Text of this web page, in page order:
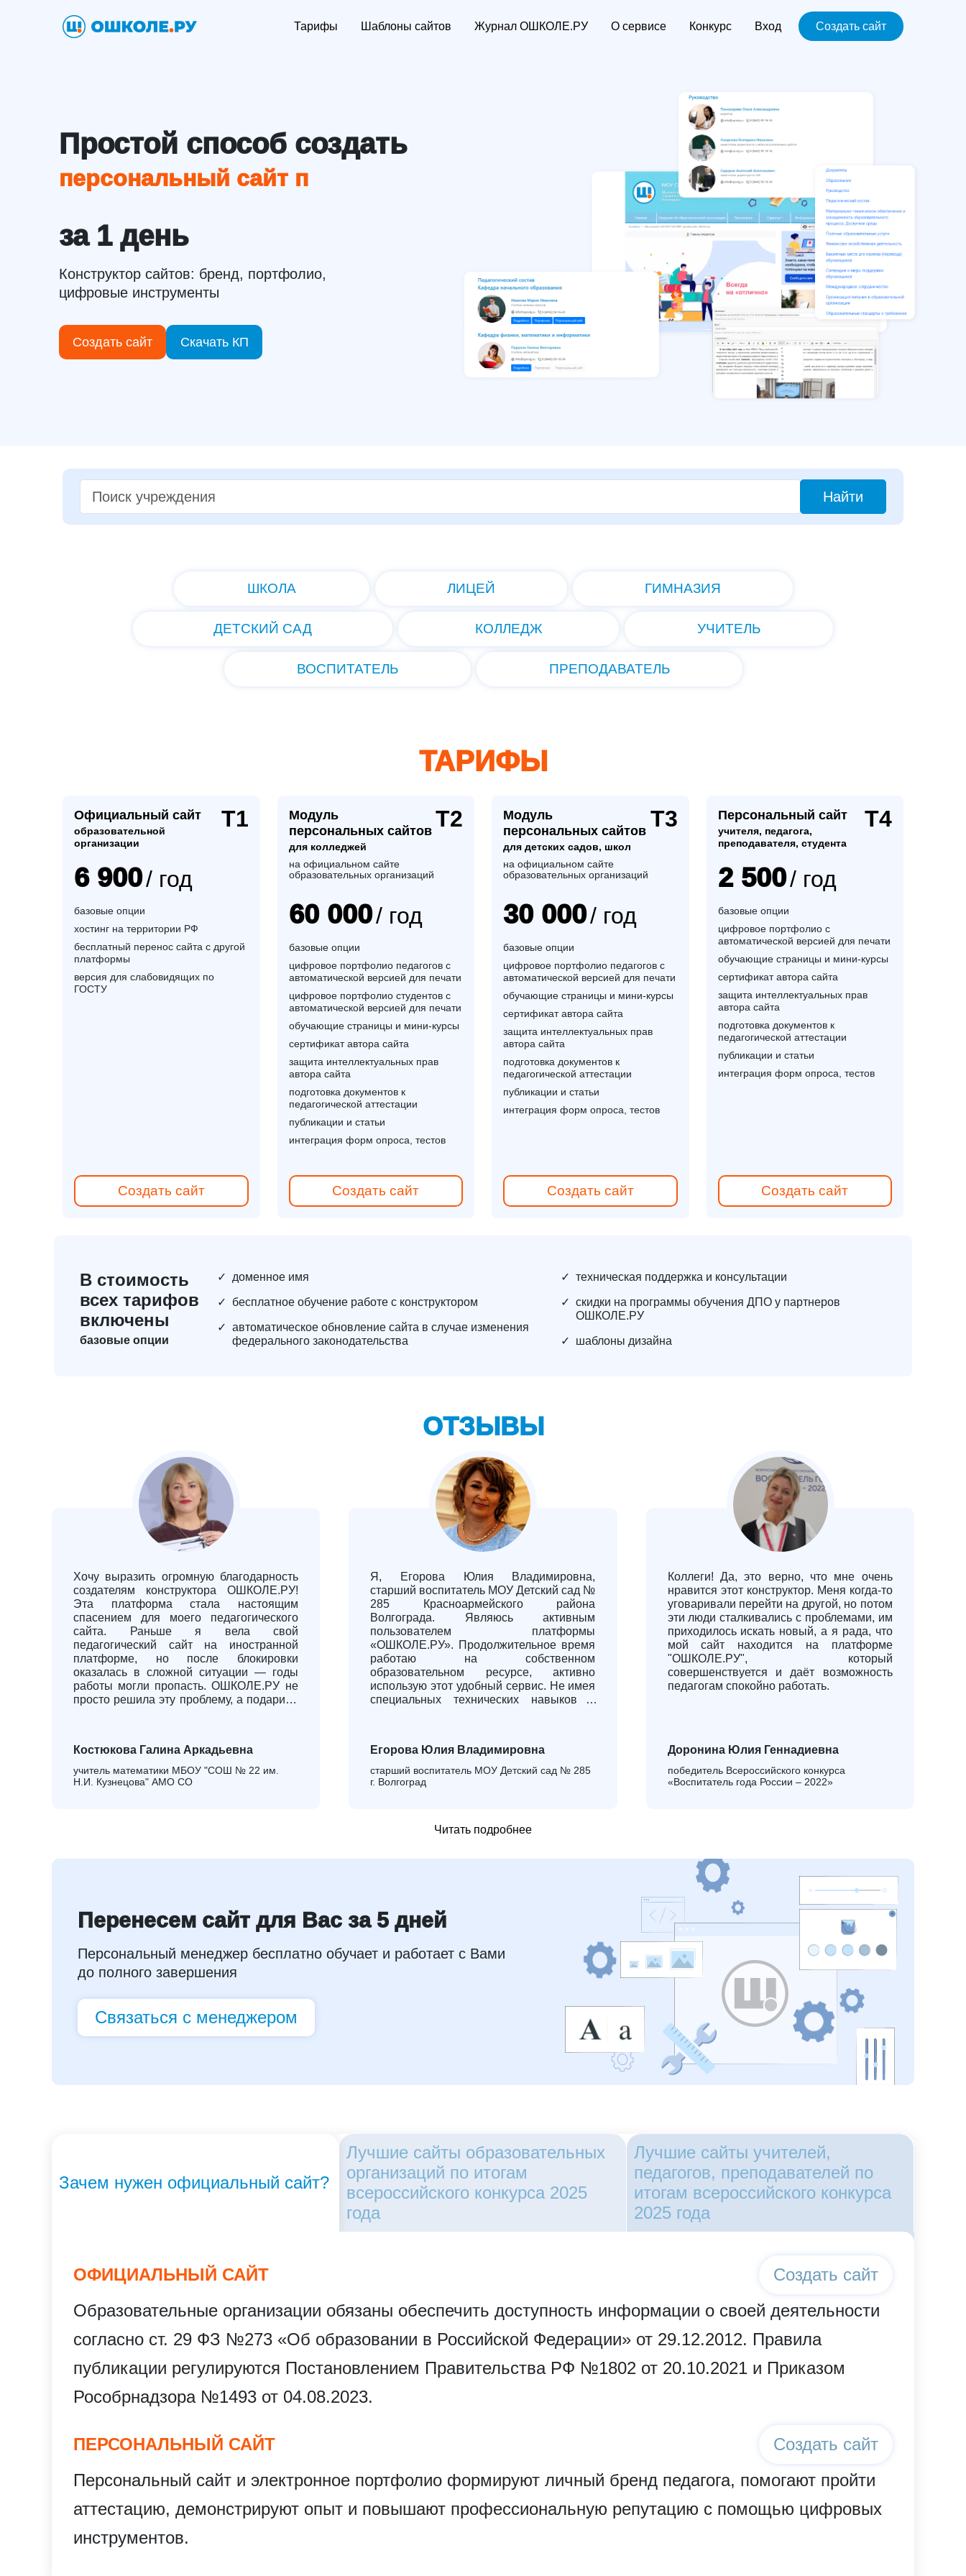
Тарифы Шаблоны сайтов Журнал ОШКОЛЕ.РУ О сервисе Конкурс Вход Создать сайт
Простой способ создать
персональный сайт педагога
за 1 день
Конструктор сайтов: бренд, портфолио,
цифровые инструменты
Создать сайт Скачать КП
Найти
ШКОЛА ЛИЦЕЙ ГИМНАЗИЯ
ДЕТСКИЙ САД КОЛЛЕДЖ УЧИТЕЛЬ
ВОСПИТАТЕЛЬ ПРЕПОДАВАТЕЛЬ
ТАРИФЫ
Официальный сайт
образовательной
организации
Т1
6 900/ год
базовые опции
хостинг на территории РФ
бесплатный перенос сайта с другой
платформы
версия для слабовидящих по
ГОСТУ
Создать сайт
Модуль
персональных сайтов
для колледжей
Т2
на официальном сайте
образовательных организаций
60 000/ год
базовые опции
цифровое портфолио педагогов с
автоматической версией для печати
цифровое портфолио студентов с
автоматической версией для печати
обучающие страницы и мини-курсы
сертификат автора сайта
защита интеллектуальных прав
автора сайта
подготовка документов к
педагогической аттестации
публикации и статьи
интеграция форм опроса, тестов
Создать сайт
Модуль
персональных сайтов
для детских садов, школ
Т3
на официальном сайте
образовательных организаций
30 000/ год
базовые опции
цифровое портфолио педагогов с
автоматической версией для печати
обучающие страницы и мини-курсы
сертификат автора сайта
защита интеллектуальных прав
автора сайта
подготовка документов к
педагогической аттестации
публикации и статьи
интеграция форм опроса, тестов
Создать сайт
Персональный сайт
учителя, педагога,
преподавателя, студента
Т4
2 500/ год
базовые опции
цифровое портфолио с
автоматической версией для печати
обучающие страницы и мини-курсы
сертификат автора сайта
защита интеллектуальных прав
автора сайта
подготовка документов к
педагогической аттестации
публикации и статьи
интеграция форм опроса, тестов
Создать сайт
В стоимость
всех тарифов
включены
базовые опции
✓ доменное имя
✓ бесплатное обучение работе с конструктором
✓ автоматическое обновление сайта в случае изменения
федерального законодательства
✓ техническая поддержка и консультации
✓ скидки на программы обучения ДПО у партнеров
ОШКОЛЕ.РУ
✓ шаблоны дизайна
ОТЗЫВЫ
Хочу выразить огромную благодарность
создателям конструктора ОШКОЛЕ.РУ!
Эта платформа стала настоящим
спасением для моего педагогического
сайта. Раньше я вела свой
педагогический сайт на иностранной
платформе, но после блокировки
оказалась в сложной ситуации — годы
работы могли пропасть. ОШКОЛЕ.РУ не
просто решила эту проблему, а подарила
простоту и интуитивно понятный
интерфейс (создала сайт всего за
несколько часов), специализированные
Костюкова Галина Аркадьевна
учитель математики МБОУ "СОШ № 22 им.
Н.И. Кузнецова" АМО СО
Я, Егорова Юлия Владимировна,
старший воспитатель МОУ Детский сад №
285 Красноармейского района
Волгограда. Являюсь активным
пользователем платформы
«ОШКОЛЕ.РУ». Продолжительное время
работаю на собственном
образовательном ресурсе, активно
использую этот удобный сервис. Не имея
специальных технических навыков и
эффективный веб-сайт. Все инструменты
конструктора понятны, работают
стабильно. Особенно хочу выделить
осуществлять взаимодействие с
родительской общественностью быстро и
совершенствовать свои
профессиональные навыки на данном
этапе в условиях информационных
технологий.
Егорова Юлия Владимировна
старший воспитатель МОУ Детский сад № 285
г. Волгоград
Коллеги! Да, это верно, что мне очень
нравится этот конструктор. Меня когда-то
уговаривали перейти на другой, но потом
эти люди сталкивались с проблемами, им
приходилось искать новый, а я рада, что
мой сайт находится на платформе
"ОШКОЛЕ.РУ", который
совершенствуется и даёт возможность
педагогам спокойно работать.
Доронина Юлия Геннадиевна
победитель Всероссийского конкурса
«Воспитатель года России – 2022»
Читать подробнее
Перенесем сайт для Вас за 5 дней
Персональный менеджер бесплатно обучает и работает с Вами
до полного завершения
Связаться с менеджером
Зачем нужен официальный сайт?
Лучшие сайты образовательных
организаций по итогам
всероссийского конкурса 2025
года
Лучшие сайты учителей,
педагогов, преподавателей по
итогам всероссийского конкурса
2025 года
ОФИЦИАЛЬНЫЙ САЙТ
Создать сайт
Образовательные организации обязаны обеспечить доступность информации о своей деятельности
согласно ст. 29 ФЗ №273 «Об образовании в Российской Федерации» от 29.12.2012. Правила
публикации регулируются Постановлением Правительства РФ №1802 от 20.10.2021 и Приказом
Рособрнадзора №1493 от 04.08.2023.
ПЕРСОНАЛЬНЫЙ САЙТ
Создать сайт
Персональный сайт и электронное портфолио формируют личный бренд педагога, помогают пройти
аттестацию, демонстрируют опыт и повышают профессиональную репутацию с помощью цифровых
инструментов.